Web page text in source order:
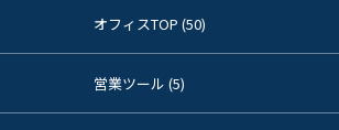
オフィスTOP (50)
営業ツール (5)